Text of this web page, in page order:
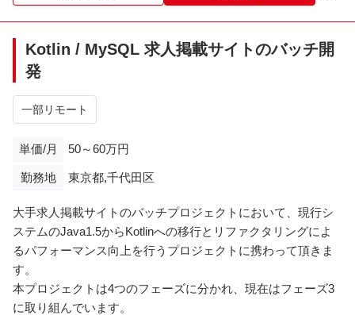
・インフラ：AWS、GCP
・開発手法：スクラム（1週間スプリント）
＜就業時間＞
9:30~18:30
※※こちらの案件は現在募集を終了しております※※​
Kotlin / MySQL 求人掲載サイトのバッチ開
発
一部リモート
単価/月 50～60万円
勤務地 東京都,千代田区
大手求人掲載サイトのバッチプロジェクトにおいて、現行シ
ステムのJava1.5からKotlinへの移行とリファクタリングによ
るパフォーマンス向上を行うプロジェクトに携わって頂きま
す。
本プロジェクトは4つのフェーズに分かれ、現在はフェーズ3
に取り組んでいます。